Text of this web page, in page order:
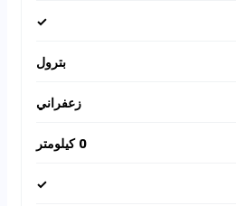
✓
بترول
زعفراني
0 كيلومتر
✓